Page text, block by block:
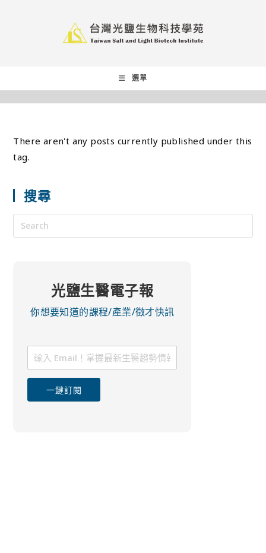
選單
There aren't any posts currently published under this
tag.
搜尋
光鹽生醫電子報
你想要知道的課程/產業/徵才快訊
一鍵訂閱